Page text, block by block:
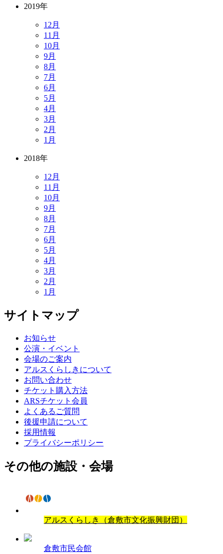
2019年
12月
11月
10月
9月
8月
7月
6月
5月
4月
3月
2月
1月
2018年
12月
11月
10月
9月
8月
7月
6月
5月
4月
3月
2月
1月
サイトマップ
お知らせ
公演・イベント
会場のご案内
アルスくらしきについて
お問い合わせ
チケット購入方法
ARSチケット会員
よくあるご質問
後援申請について
採用情報
プライバシーポリシー
その他の施設・会場
アルスくらしき（倉敷市文化振興財団）
倉敷市民会館